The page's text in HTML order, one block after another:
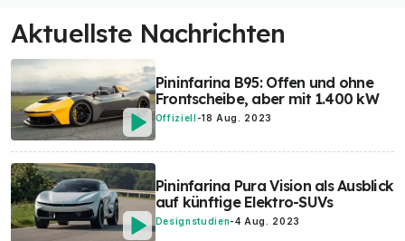
Aktuellste Nachrichten
Pininfarina B95: Offen und ohne
Frontscheibe, aber mit 1.400 kW
Offiziell -18 Aug. 2023
Pininfarina Pura Vision als Ausblick
auf künftige Elektro-SUVs
Designstudien-4 Aug. 2023